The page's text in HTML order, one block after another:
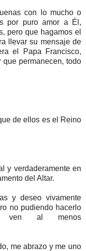
con lo mucho o
por puro amor a Él,
pero que hagamos el
llevar su mensaje de
el Papa Francisco,
que permanecen, todo
de ellos es el Reino
y verdaderamente en
del Altar.
y deseo vivamente
no pudiendo hacerlo
ven al menos
me abrazo y me uno